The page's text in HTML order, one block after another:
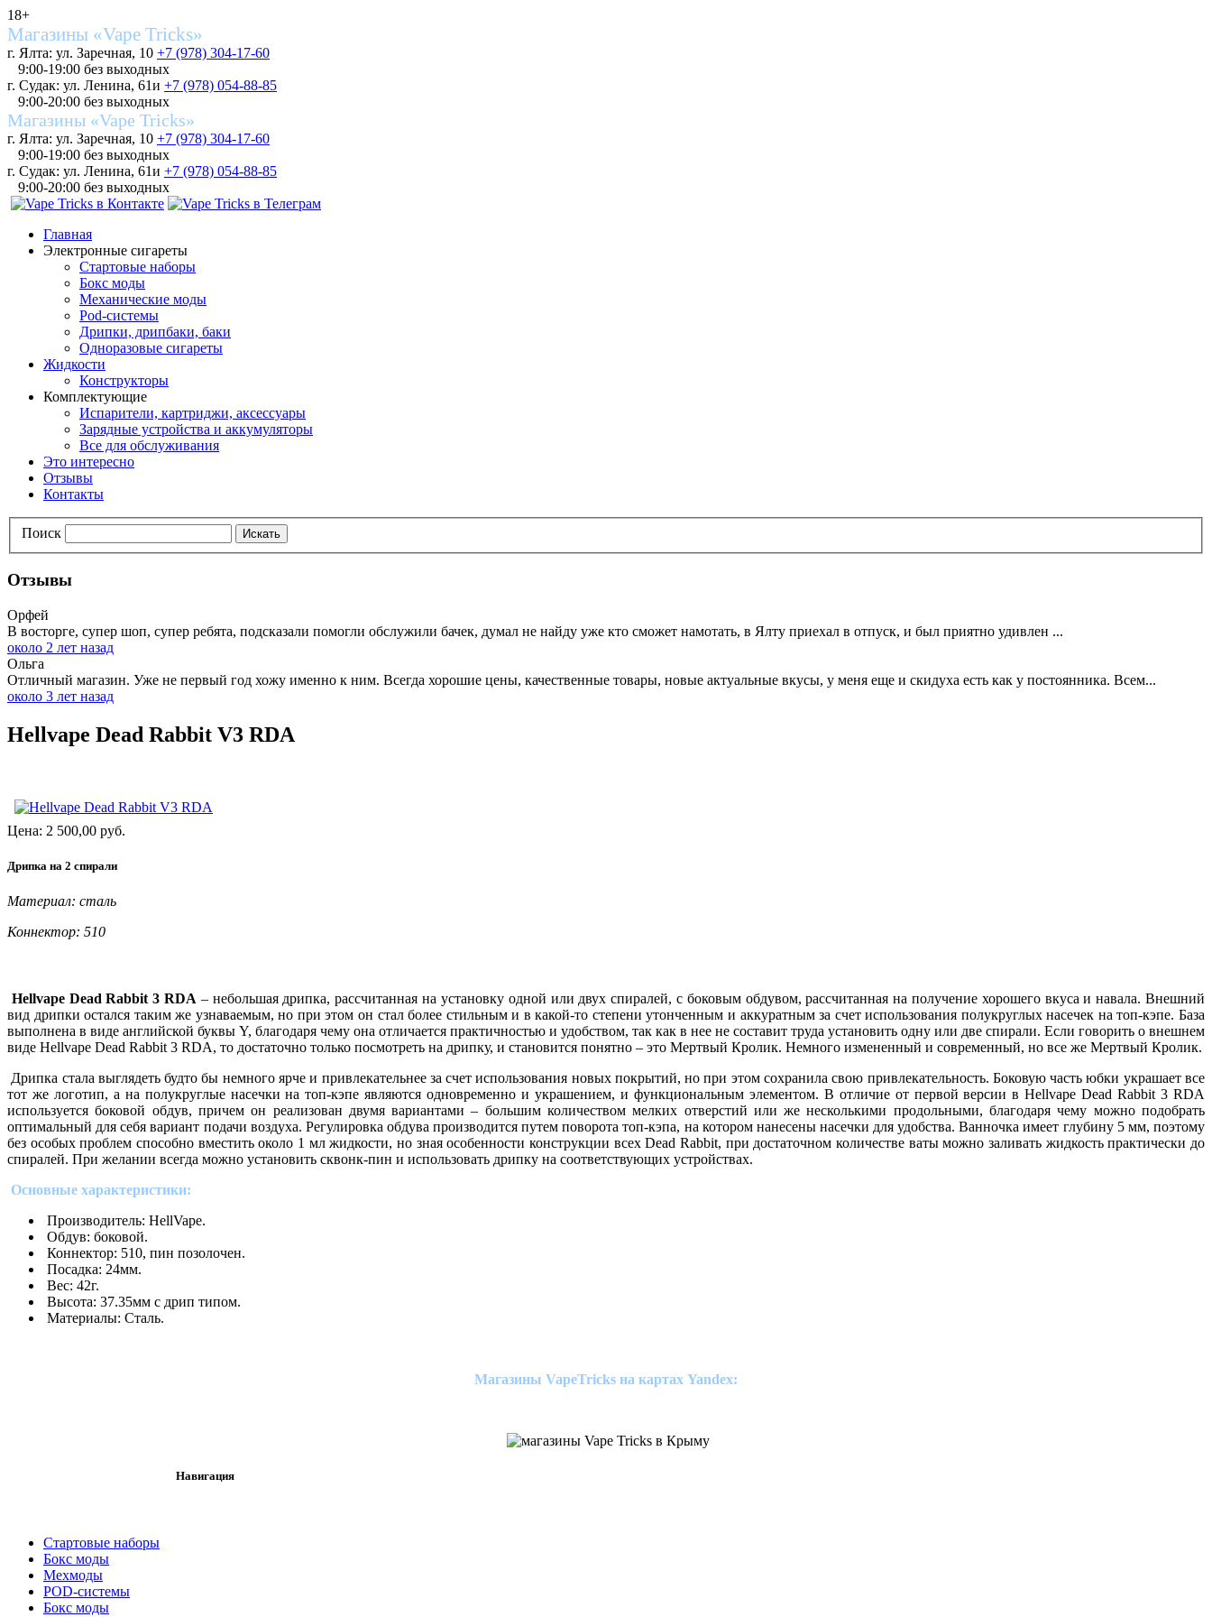
18+
Магазины «Vape Tricks»
г. Ялта: ул. Заречная, 10 +7 (978) 304-17-60
9:00-19:00 без выходных
г. Судак: ул. Ленина, 61и +7 (978) 054-88-85
9:00-20:00 без выходных
Магазины «Vape Tricks»
г. Ялта: ул. Заречная, 10 +7 (978) 304-17-60
9:00-19:00 без выходных
г. Судак: ул. Ленина, 61и +7 (978) 054-88-85
9:00-20:00 без выходных
Главная
Электронные сигареты
Стартовые наборы
Бокс моды
Механические моды
Pod-системы
Дрипки, дрипбаки, баки
Одноразовые сигареты
Жидкости
Конструкторы
Комплектующие
Испарители, картриджи, аксессуары
Зарядные устройства и аккумуляторы
Все для обслуживания
Это интересно
Отзывы
Контакты
Поиск Искать
Отзывы
Орфей
В восторге, супер шоп, супер ребята, подсказали помогли обслужили бачек, думал не найду уже кто сможет намотать, в Ялту приехал в отпуск, и был приятно удивлен ...
около 2 лет назад
Ольга
Отличный магазин. Уже не первый год хожу именно к ним. Всегда хорошие цены, качественные товары, новые актуальные вкусы, у меня еще и скидуха есть как у постоянника. Всем...
около 3 лет назад
Hellvape Dead Rabbit V3 RDA
Цена: 2 500,00 руб.
Дрипка на 2 спирали
Материал: сталь
Коннектор: 510
Hellvape Dead Rabbit 3 RDA – небольшая дрипка, рассчитанная на установку одной или двух спиралей, с боковым обдувом, рассчитанная на получение хорошего вкуса и навала. Внешний
вид дрипки остался таким же узнаваемым, но при этом он стал более стильным и в какой-то степени утонченным и аккуратным за счет использования полукруглых насечек на топ-кэпе. База
выполнена в виде английской буквы Y, благодаря чему она отличается практичностью и удобством, так как в нее не составит труда установить одну или две спирали. Если говорить о внешнем
виде Hellvape Dead Rabbit 3 RDA, то достаточно только посмотреть на дрипку, и становится понятно – это Мертвый Кролик. Немного измененный и современный, но все же Мертвый Кролик.
Дрипка стала выглядеть будто бы немного ярче и привлекательнее за счет использования новых покрытий, но при этом сохранила свою привлекательность. Боковую часть юбки украшает все
тот же логотип, а на полукруглые насечки на топ-кэпе являются одновременно и украшением, и функциональным элементом. В отличие от первой версии в Hellvape Dead Rabbit 3 RDA
используется боковой обдув, причем он реализован двумя вариантами – большим количеством мелких отверстий или же несколькими продольными, благодаря чему можно подобрать
оптимальный для себя вариант подачи воздуха. Регулировка обдува производится путем поворота топ-кэпа, на котором нанесены насечки для удобства. Ванночка имеет глубину 5 мм, поэтому
без особых проблем способно вместить около 1 мл жидкости, но зная особенности конструкции всех Dead Rabbit, при достаточном количестве ваты можно заливать жидкость практически до
спиралей. При желании всегда можно установить сквонк-пин и использовать дрипку на соответствующих устройствах.
Основные характеристики:
Производитель: HellVape.
Обдув: боковой.
Коннектор: 510, пин позолочен.
Посадка: 24мм.
Вес: 42г.
Высота: 37.35мм с дрип типом.
Материалы: Сталь.
Магазины VapeTricks на картах Yandex:
Навигация
Стартовые наборы
Бокс моды
Мехмоды
POD-системы
Бокс моды